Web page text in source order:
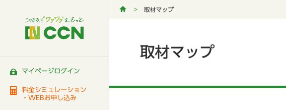
マイページログイン
料金シミュレーション
・WEBお申し込み
取材マップ
取材マップ